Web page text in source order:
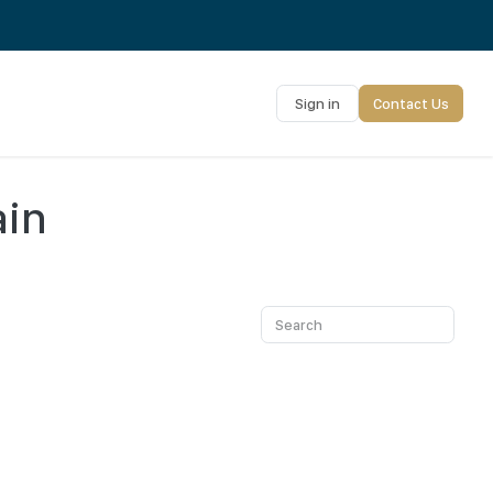
Sign in Contact Us